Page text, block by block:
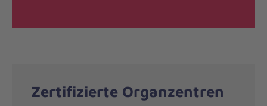
Zertifizierte Organzentren